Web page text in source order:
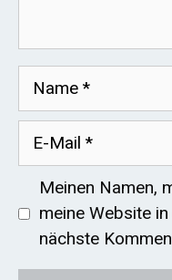
Name
Meinen Namen,
meine Website
nächste